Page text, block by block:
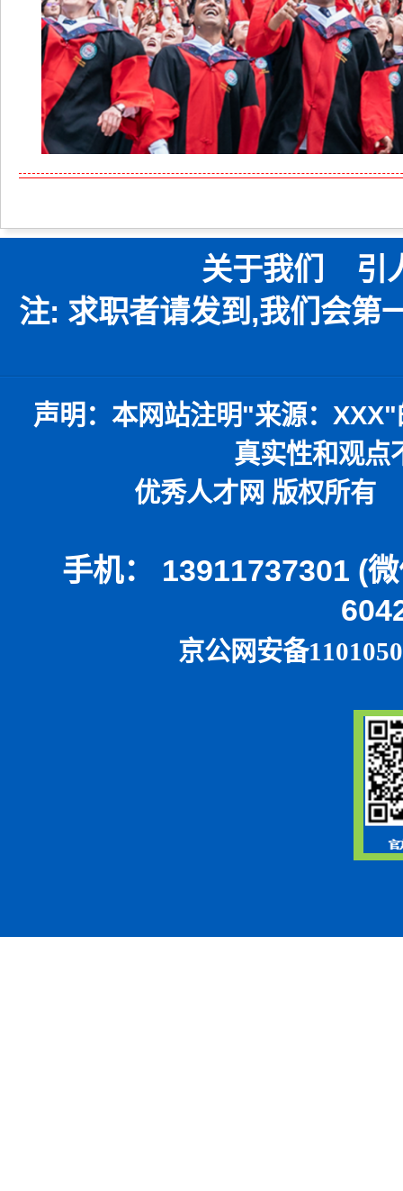
关于我们 引
注: 求职者请发到,我们会第
声明：本网站注明"来源： XXX"
真实性和观点
优秀人才网 版权所有 本网
手机： 13911737301 (
京公网安备